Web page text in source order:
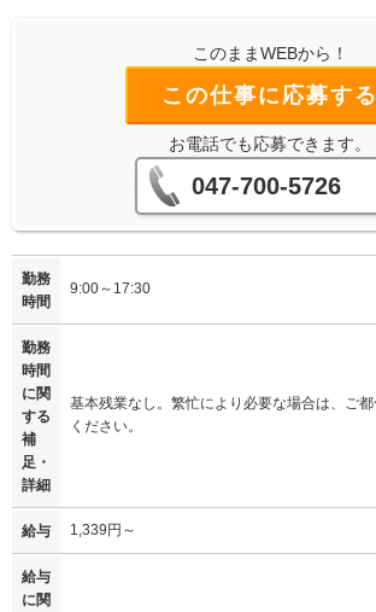
このままWEBから！
この仕事に応募する
お電話でも応募できます。
047-700-5726
勤務
時間
9:00～17:30
勤務
時間
に関
する
補
足・
詳細
基本残業なし。繁忙により必要な場合は、ご
ください。
給与 1,339円～
給与
に関